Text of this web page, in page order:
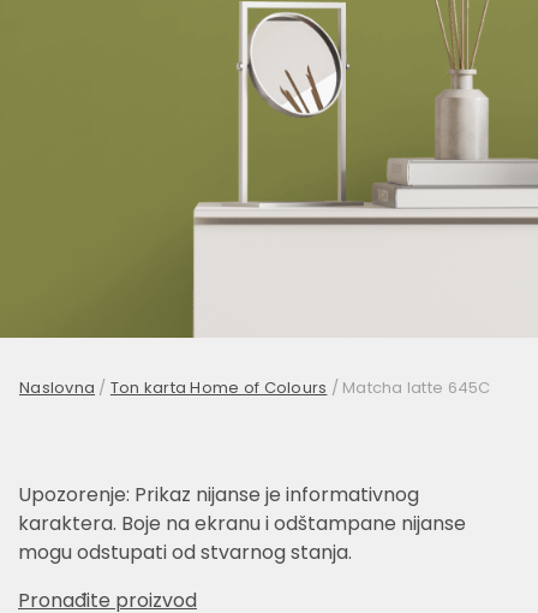
Naslovna / Ton karta Home of Colours / Matcha latte 645C
Upozorenje: Prikaz nijanse je informativnog
karaktera. Boje na ekranu i odštampane nijanse
mogu odstupati od stvarnog stanja.
Pronađite proizvod